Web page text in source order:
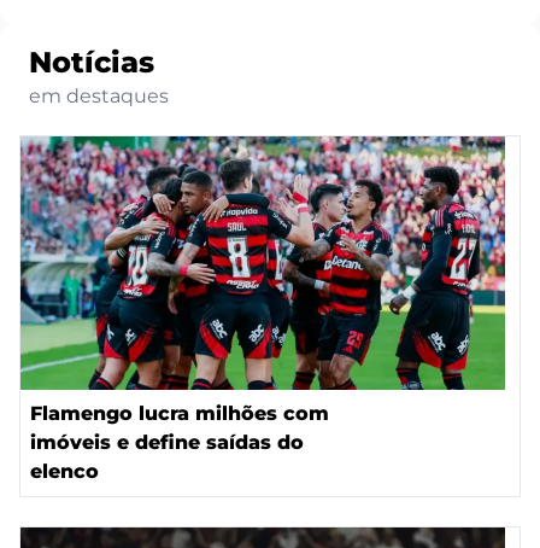
Notícias
em destaques
Flamengo lucra milhões com
imóveis e define saídas do
elenco